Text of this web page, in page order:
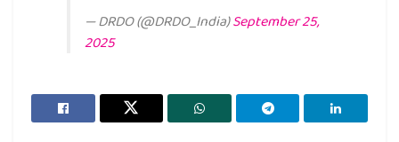
— DRDO (@DRDO_India)September 25,
2025